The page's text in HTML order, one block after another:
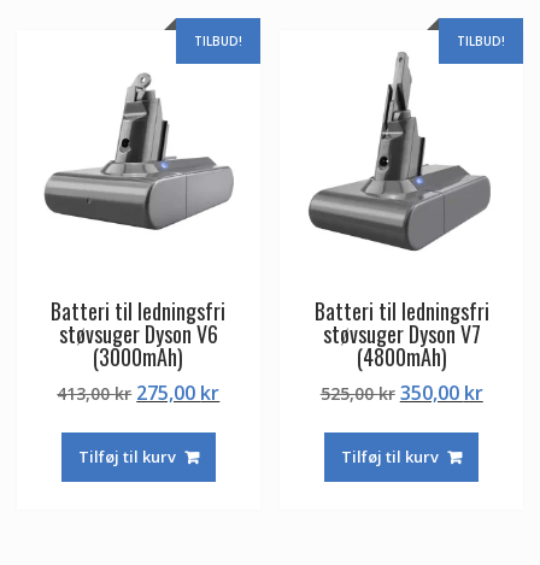
TILBUD!
Batteri til ledningsfri
støvsuger Dyson V6
(3000mAh)
413,00kr Den
pris
var:
275,00 krDen
Tilføj til kurv
TILBUD!
Batteri til ledningsfri
støvsuger Dyson V7
(4800mAh)
525,00kr Den
pris
var:
350,00 krDen
Tilføj til kurv